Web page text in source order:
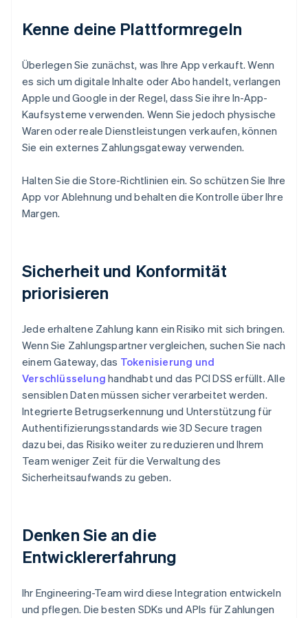
Kenne deine Plattformregeln
Überlegen Sie zunächst, was Ihre App verkauft. Wenn
es sich um digitale Inhalte oder Abo handelt, verlangen
Apple und Google in der Regel, dass Sie ihre In-App-
Kaufsysteme verwenden. Wenn Sie jedoch physische
Waren oder reale Dienstleistungen verkaufen, können
Sie ein externes Zahlungsgateway verwenden.
Halten Sie die Store-Richtlinien ein. So schützen Sie Ihre
App vor Ablehnung und behalten die Kontrolle über Ihre
Margen.
Sicherheit und Konformität
priorisieren
Jede erhaltene Zahlung kann ein Risiko mit sich bringen.
Wenn Sie Zahlungspartner vergleichen, suchen Sie nach
einem Gateway, das Tokenisierung und
Verschlüsselung handhabt und das PCI DSS erfüllt. Alle
sensiblen Daten müssen sicher verarbeitet werden.
Integrierte Betrugserkennung und Unterstützung für
Authentifizierungsstandards wie 3D Secure tragen
dazu bei, das Risiko weiter zu reduzieren und Ihrem
Team weniger Zeit für die Verwaltung des
Sicherheitsaufwands zu geben.
Denken Sie an die
Entwicklererfahrung
Ihr Engineering-Team wird diese Integration entwickeln
und pflegen. Die besten SDKs und APIs für Zahlungen